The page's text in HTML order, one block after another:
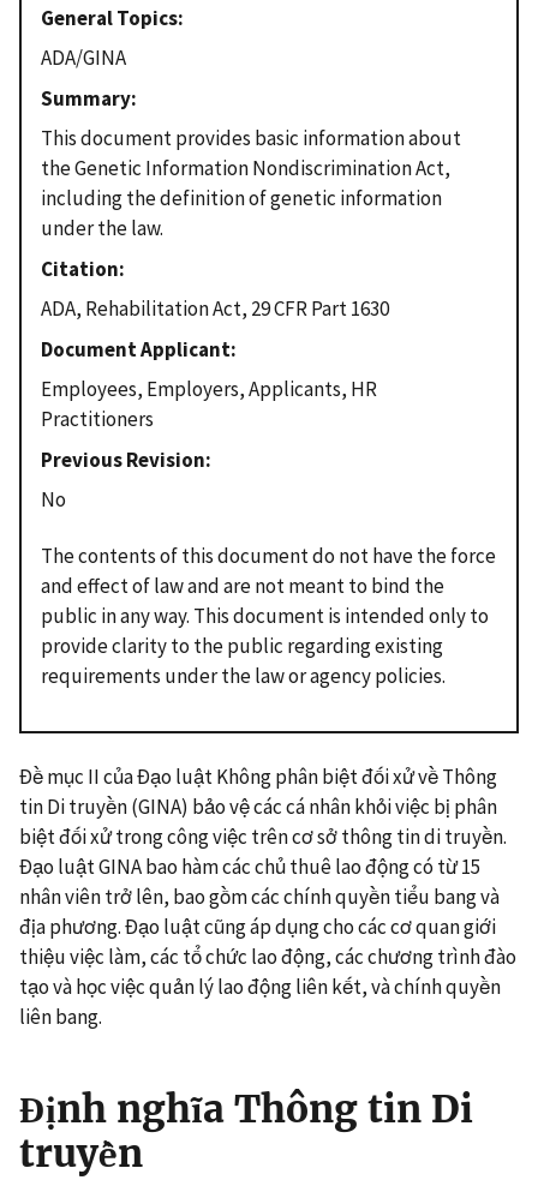
General Topics
ADA/GINA
Summary
This document provides basic information about
the Genetic Information Nondiscrimination Act,
including the definition of genetic information
under the law.
Citation
ADA, Rehabilitation Act, 29 CFR Part 1630
Document Applicant
Employees, Employers, Applicants, HR
Practitioners
Previous Revision
No
The contents of this document do not have the force
and effect of law and are not meant to bind the
public in any way. This document is intended only to
provide clarity to the public regarding existing
requirements under the law or agency policies.
Đề mục II của Đạo luật Không phân biệt đối xử về Thông
tin Di truyền (GINA) bảo vệ các cá nhân khỏi việc bị phân
biệt đối xử trong công việc trên cơ sở thông tin di truyền.
Đạo luật GINA bao hàm các chủ thuê lao động có từ 15
nhân viên trở lên, bao gồm các chính quyền tiểu bang và
địa phương. Đạo luật cũng áp dụng cho các cơ quan giới
thiệu việc làm, các tổ chức lao động, các chương trình đào
tạo và học việc quản lý lao động liên kết, và chính quyền
liên bang.
Định nghĩa Thông tin Di
truyền